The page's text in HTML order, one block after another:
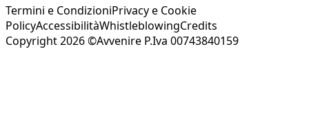
Termini e CondizioniPrivacy e Cookie
PolicyAccessibilitàWhistleblowingCredits
Copyright 2026 ©Avvenire P.Iva 00743840159